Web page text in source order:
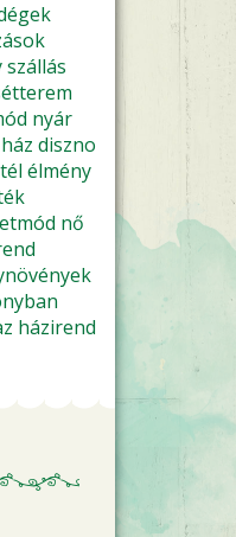
szállás
nyár
diszno
tél élmény
nő
házirend